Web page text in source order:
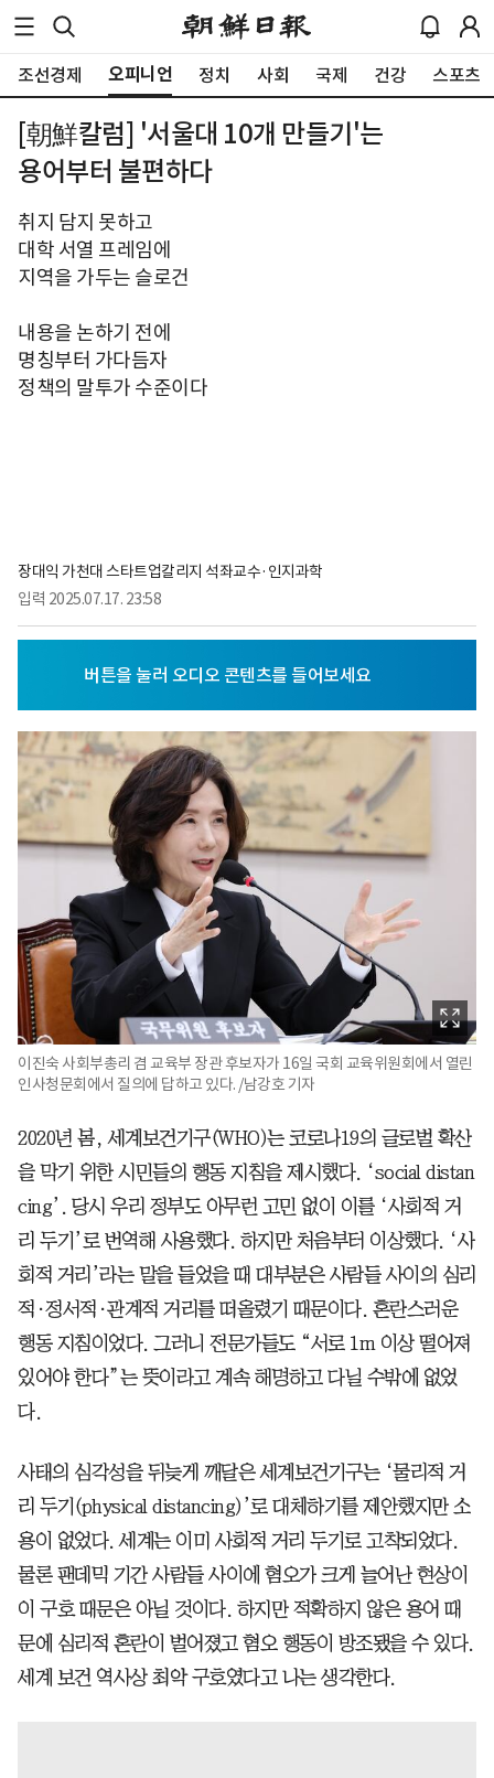
조선경제 오피니언 정치 사회 국제 건강 스포츠
[朝鮮칼럼] '서울대 10개 만들기'는
용어부터 불편하다
취지 담지 못하고
대학 서열 프레임에
지역을 가두는 슬로건
내용을 논하기 전에
명칭부터 가다듬자
정책의 말투가 수준이다
장대익 가천대 스타트업칼리지 석좌교수·인지과학
입력 2025.07.17. 23:58
이진숙 사회부총리 겸 교육부 장관 후보자가 16일 국회 교육위원회에서 열린
인사청문회에서 질의에 답하고 있다. /남강호 기자
2020년 봄, 세계보건기구(WHO)는 코로나19의 글로벌 확산
을 막기 위한 시민들의 행동 지침을 제시했다. ‘social distan
cing’. 당시 우리 정부도 아무런 고민 없이 이를 ‘사회적 거
리 두기’로 번역해 사용했다. 하지만 처음부터 이상했다. ‘사
회적 거리’라는 말을 들었을 때 대부분은 사람들 사이의 심리
적·정서적·관계적 거리를 떠올렸기 때문이다. 혼란스러운
행동 지침이었다. 그러니 전문가들도 “서로 1m 이상 떨어져
있어야 한다”는 뜻이라고 계속 해명하고 다닐 수밖에 없었
다.
사태의 심각성을 뒤늦게 깨달은 세계보건기구는 ‘물리적 거
리 두기(physical distancing)’로 대체하기를 제안했지만 소
용이 없었다. 세계는 이미 사회적 거리 두기로 고착되었다.
물론 팬데믹 기간 사람들 사이에 혐오가 크게 늘어난 현상이
이 구호 때문은 아닐 것이다. 하지만 적확하지 않은 용어 때
문에 심리적 혼란이 벌어졌고 혐오 행동이 방조됐을 수 있다.
세계 보건 역사상 최악 구호였다고 나는 생각한다.